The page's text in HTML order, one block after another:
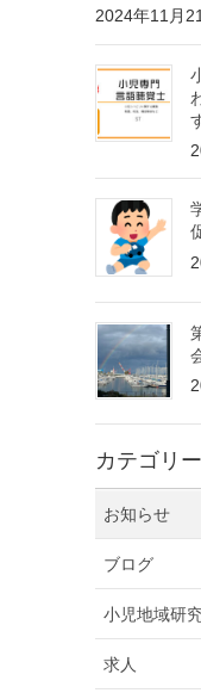
2024年11月
カテゴリー
お知らせ
ブログ
小児地域研
求人